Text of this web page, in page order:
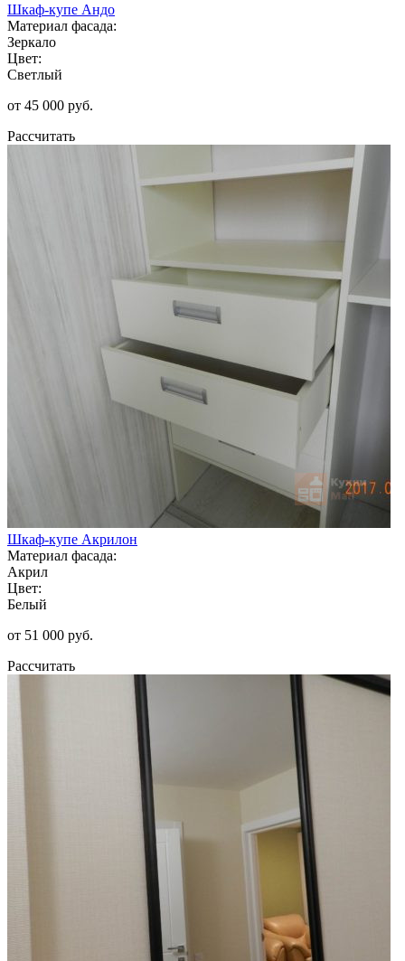
Шкаф-купе Андо
Материал фасада:
Зеркало
Цвет:
Светлый
от 45 000 руб.
Рассчитать
Шкаф-купе Акрилон
Материал фасада:
Акрил
Цвет:
Белый
от 51 000 руб.
Рассчитать